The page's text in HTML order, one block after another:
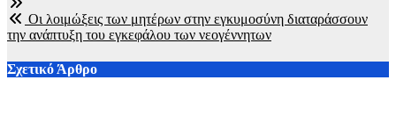
άρθρων
Οι λοιμώξεις των μητέρων στην εγκυμοσύνη διαταράσσουν
την ανάπτυξη του εγκεφάλου των νεογέννητων
Σχετικό Άρθρο